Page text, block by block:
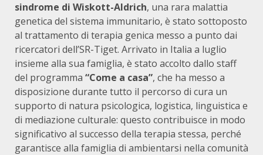
sindrome di Wiskott-Aldrich, una rara malattia
genetica del sistema immunitario, è stato sottoposto
al trattamento di terapia genica messo a punto dai
ricercatori dell’SR-Tiget. Arrivato in Italia a luglio
insieme alla sua famiglia, è stato accolto dallo staff
del programma “Come a casa”, che ha messo a
disposizione durante tutto il percorso di cura un
supporto di natura psicologica, logistica, linguistica e
di mediazione culturale: questo contribuisce in modo
significativo al successo della terapia stessa, perché
garantisce alla famiglia di ambientarsi nella comunità